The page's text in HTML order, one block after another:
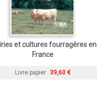
et cultures fourragères en
France
Livre papier 39,60 €